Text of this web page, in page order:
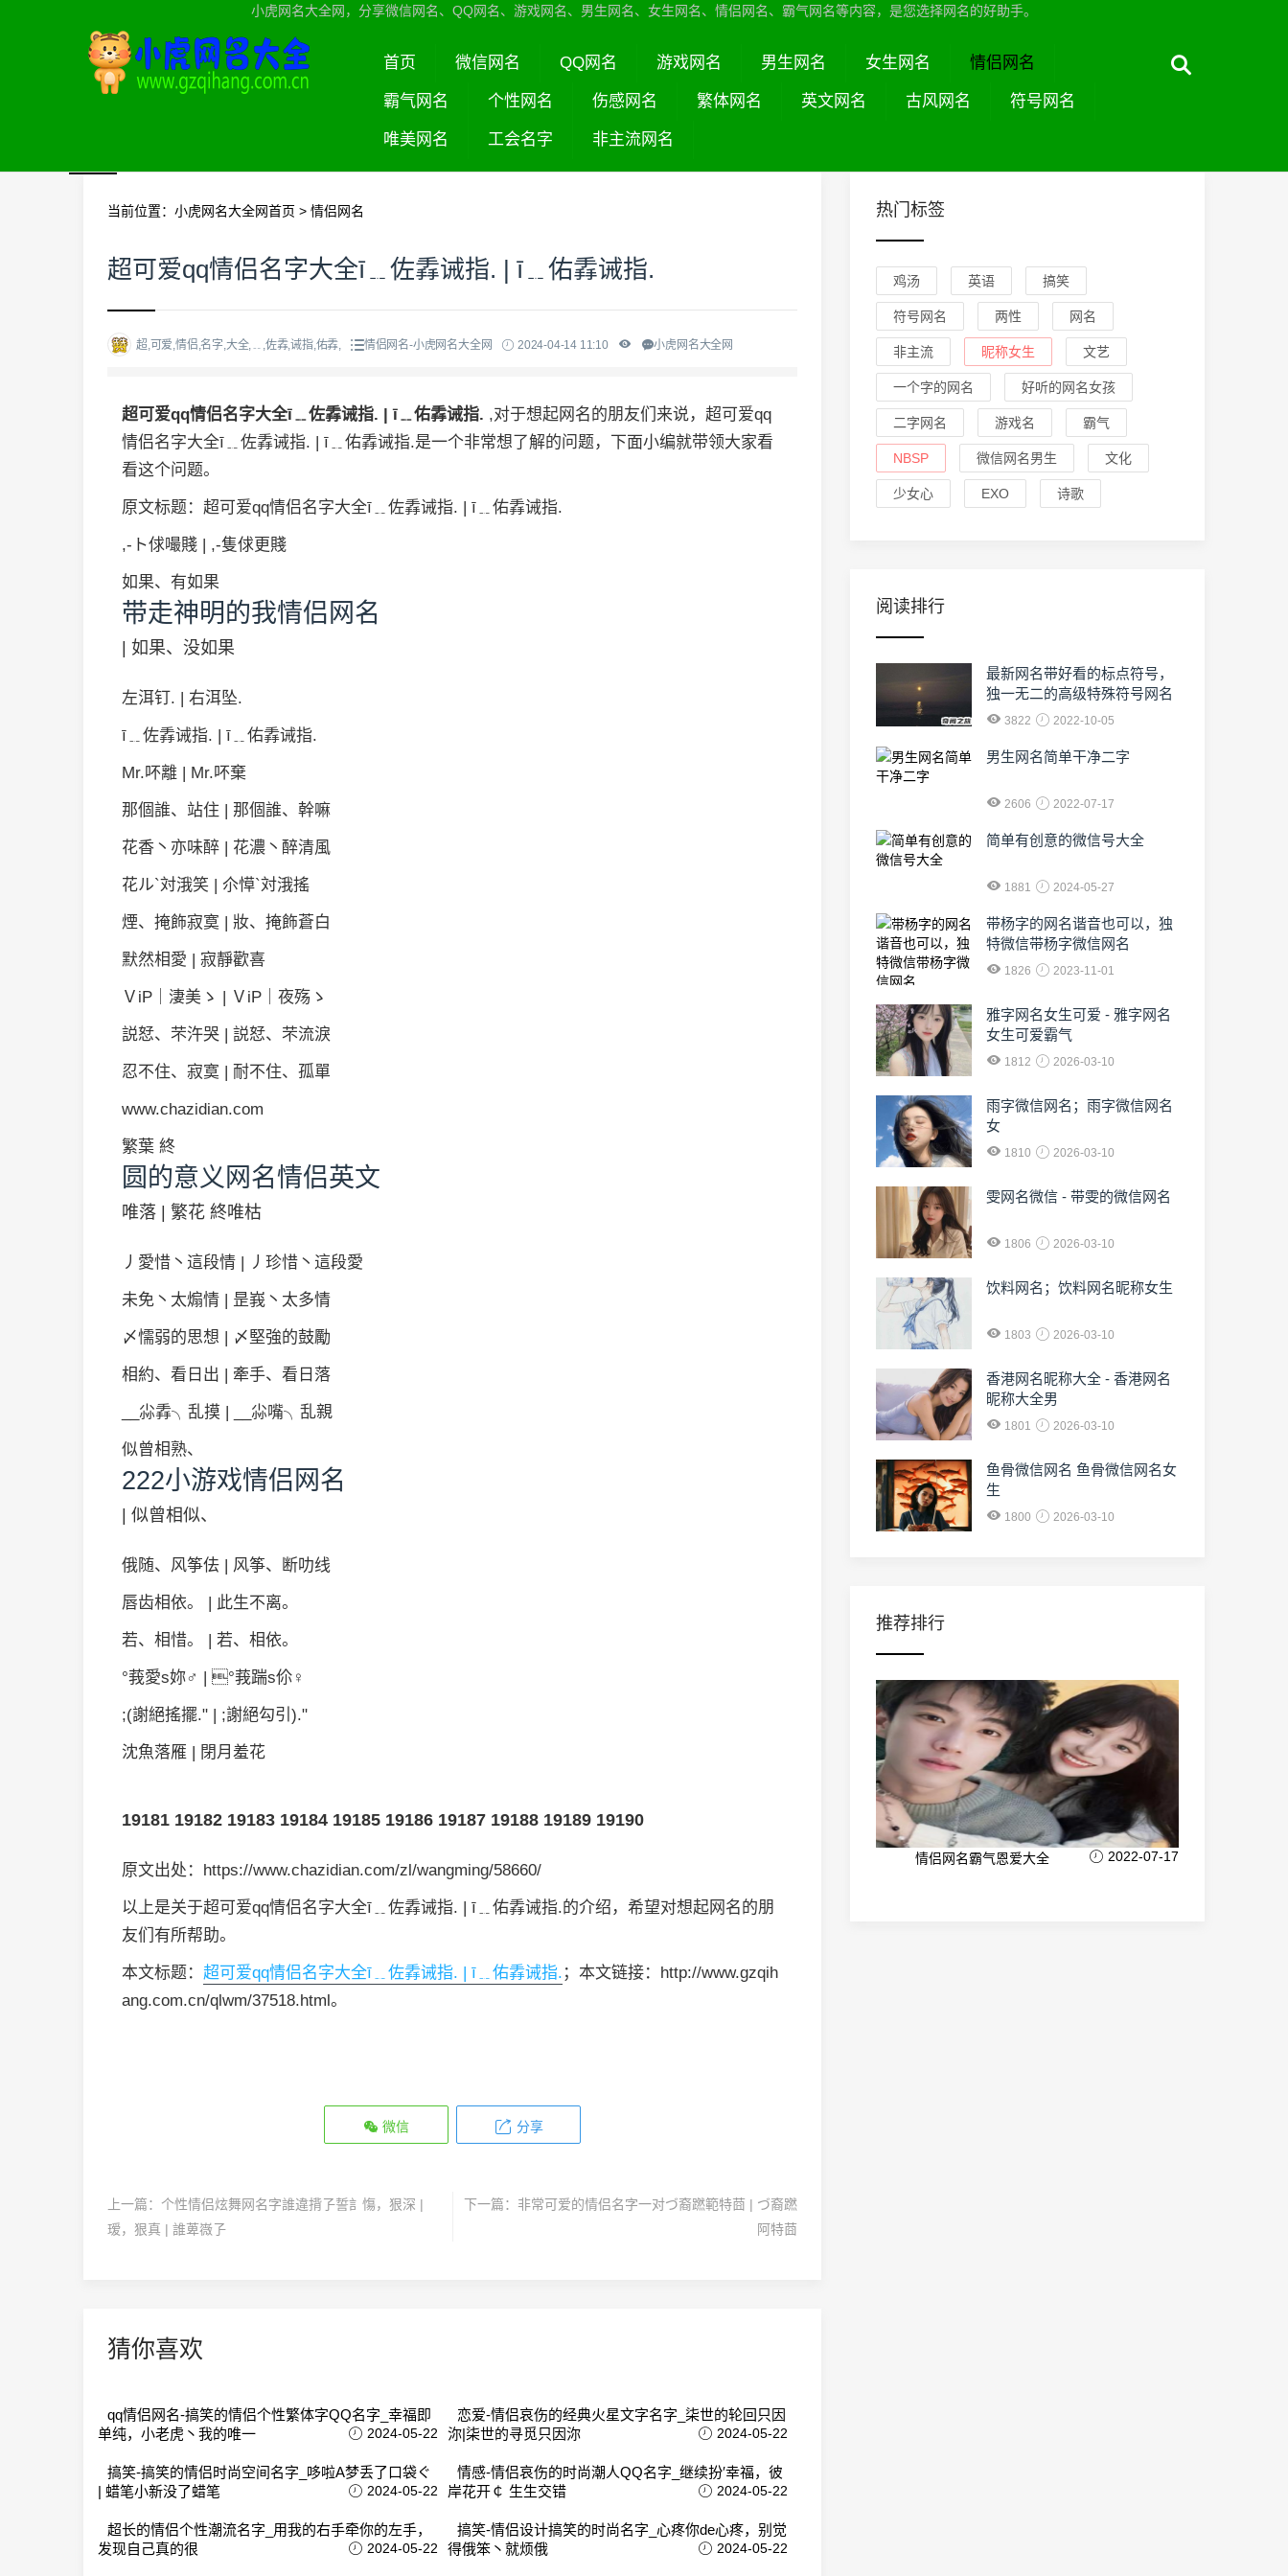
小虎网名大全网，分享微信网名、QQ网名、游戏网名、男生网名、女生网名、情侣网名、霸气网名等内容，是您选择网名的好助手。
首页 微信网名 QQ网名 游戏网名 男生网名 女生网名 情侣网名
霸气网名 个性网名 伤感网名 繁体网名 英文网名 古风网名 符号网名
唯美网名 工会名字 非主流网名
当前位置： 小虎网名大全网首页 > 情侣网名
超可爱qq情侣名字大全ī﹎佐掱诫指. | ī﹎佑掱诫指.
超,可爱,情侣,名字,大全,﹎,佐掱,诫指,佑掱, 情侣网名-小虎网名大全网 2024-04-14 11:10 小虎网名大全网
超可爱qq情侣名字大全ī﹎佐掱诫指. | ī﹎佑掱诫指. ,对于想起网名的朋友们来说，超可爱qq
情侣名字大全ī﹎佐掱诫指. | ī﹎佑掱诫指.是一个非常想了解的问题，下面小编就带领大家看
看这个问题。
原文标题：超可爱qq情侣名字大全ī﹎佐掱诫指. | ī﹎佑掱诫指.
,‐ト俅嘬賤 | ,‐隻俅更賤
如果、有如果
带走神明的我情侣网名
| 如果、没如果
左洱钉. | 右洱坠.
ī﹎佐掱诫指. | ī﹎佑掱诫指.
Mr.吥離 | Mr.吥棄
那個誰、站住 | 那個誰、幹嘛
花香丶亦味醉 | 花濃丶醉清風
花ル`対涐笑 | 尒愺`対涐搖
煙、掩飾寂寞 | 妝、掩飾蒼白
默然相愛 | 寂靜歡喜
ＶiP｜淒美ゝ | ＶiP｜夜殇ゝ
説恏、芣汻哭 | 説恏、芣流淚
忍不住、寂寞 | 耐不住、孤單
www.chazidian.com
繁葉 終
圆的意义网名情侣英文
唯落 | 繁花 終唯枯
丿愛惜丶這段情 | 丿珍惜丶這段愛
未免丶太煽情 | 昰峩丶太多情
〆懦弱的思想 | 〆堅強的鼓勵
相約、看日出 | 牽手、看日落
__尛掱╮乱摸 | __尛嘴╮乱親
似曾相熟、
222小游戏情侣网名
| 似曾相似、
俄随、风筝佉 | 风筝、断叻线
唇齿相依。 | 此生不离。
若、相惜。 | 若、相依。
°莪愛s妳♂ | °莪踹s伱♀
;(謝絕搖擺." | ;謝絕勾引)."
沈魚落雁 | 閉月羞花
19181 19182 19183 19184 19185 19186 19187 19188 19189 19190
原文出处：https://www.chazidian.com/zl/wangming/58660/
以上是关于超可爱qq情侣名字大全ī﹎佐掱诫指. | ī﹎佑掱诫指.的介绍，希望对想起网名的朋
友们有所帮助。
本文标题： 超可爱qq情侣名字大全ī﹎佐掱诫指. | ī﹎佑掱诫指. ；本文链接：http://www.gzqih
ang.com.cn/qlwm/37518.html。
微信 分享
上一篇： 个性情侣炫舞网名字誰違揹孒誓訁慯，狠深 |
瑷，狠真 | 誰萆嶶孒
下一篇： 非常可爱的情侣名字一对づ裔蹨範特莔 | づ裔蹨
阿特莔
猜你喜欢
qq情侣网名-搞笑的情侣个性繁体字QQ名字_幸福即
单纯，小老虎丶我的唯一
2024-05-22
恋爱-情侣哀伤的经典火星文字名字_柒世的轮回只因
沵|柒世的寻觅只因沵
2024-05-22
搞笑-搞笑的情侣时尚空间名字_哆啦A梦丢了口袋ぐ
| 蜡笔小新没了蜡笔
2024-05-22
情感-情侣哀伤的时尚潮人QQ名字_继续扮′幸福，彼
岸花开￠ 生生交错
2024-05-22
超长的情侣个性潮流名字_用我的右手牵你的左手，
发现自己真的很
2024-05-22
搞笑-情侣设计搞笑的时尚名字_心疼你de心疼，别觉
得俄笨丶就烦俄
2024-05-22
热门标签
鸡汤 英语 搞笑
符号网名 两性 网名
非主流 昵称女生 文艺
一个字的网名 好听的网名女孩
二字网名 游戏名 霸气
NBSP 微信网名男生 文化
少女心 EXO 诗歌
阅读排行
最新网名带好看的标点符号，
独一无二的高级特殊符号网名
3822 2022-10-05
男生网名简单干净二字
2606 2022-07-17
简单有创意的微信号大全
1881 2024-05-27
​带杨字的网名谐音也可以，独
特微信带杨字微信网名
1826 2023-11-01
雅字网名女生可爱 - 雅字网名
女生可爱霸气
1812 2026-03-10
雨字微信网名；雨字微信网名
女
1810 2026-03-10
雯网名微信 - 带雯的微信网名
1806 2026-03-10
饮料网名；饮料网名昵称女生
1803 2026-03-10
香港网名昵称大全 - 香港网名
昵称大全男
1801 2026-03-10
鱼骨微信网名 鱼骨微信网名女
生
1800 2026-03-10
推荐排行
情侣网名霸气恩爱大全 2022-07-17